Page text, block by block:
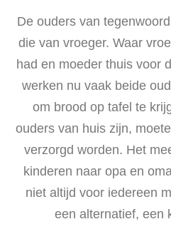
De ouders van
die van vroeger. Waar
had en moeder thuis voor
werken nu vaak beide
om brood op tafel te
ouders van huis zijn,
verzorgd worden. Het
kinderen naar opa en
niet altijd voor iedereen
een alternatief, een